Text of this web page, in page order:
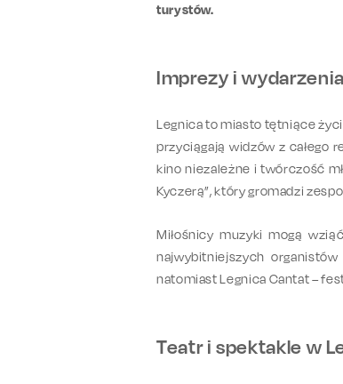
turystów.
Imprezy i
Legnica to miasto tętniące
przyciągają widzów z całego
kino niezależne i twórczość
Kyczerą”, który gromadzi
Miłośnicy muzyki mogą
najwybitniejszych
natomiast Legnica Cantat –
Teatr i spektakle w